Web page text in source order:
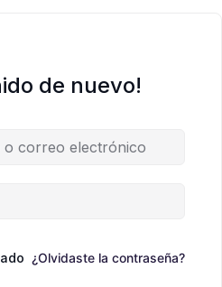
de nuevo!
¿Olvidaste la contraseña?